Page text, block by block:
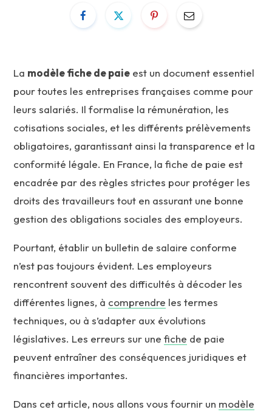
La modèle fiche de paie est un document essentiel
pour toutes les entreprises françaises comme pour
leurs salariés. Il formalise la rémunération, les
cotisations sociales, et les différents prélèvements
obligatoires, garantissant ainsi la transparence et la
conformité légale. En France, la fiche de paie est
encadrée par des règles strictes pour protéger les
droits des travailleurs tout en assurant une bonne
gestion des obligations sociales des employeurs.
Pourtant, établir un bulletin de salaire conforme
n’est pas toujours évident. Les employeurs
rencontrent souvent des difficultés à décoder les
différentes lignes, à comprendre les termes
techniques, ou à s’adapter aux évolutions
législatives. Les erreurs sur une fiche de paie
peuvent entraîner des conséquences juridiques et
financières importantes.
Dans cet article, nous allons vous fournir un modèle